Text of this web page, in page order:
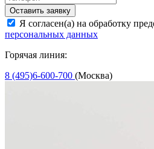
Оставить заявку
Я согласен(а) на обработку
персональных данных
Горячая линия:
8 (495)6-600-700 (Москва)